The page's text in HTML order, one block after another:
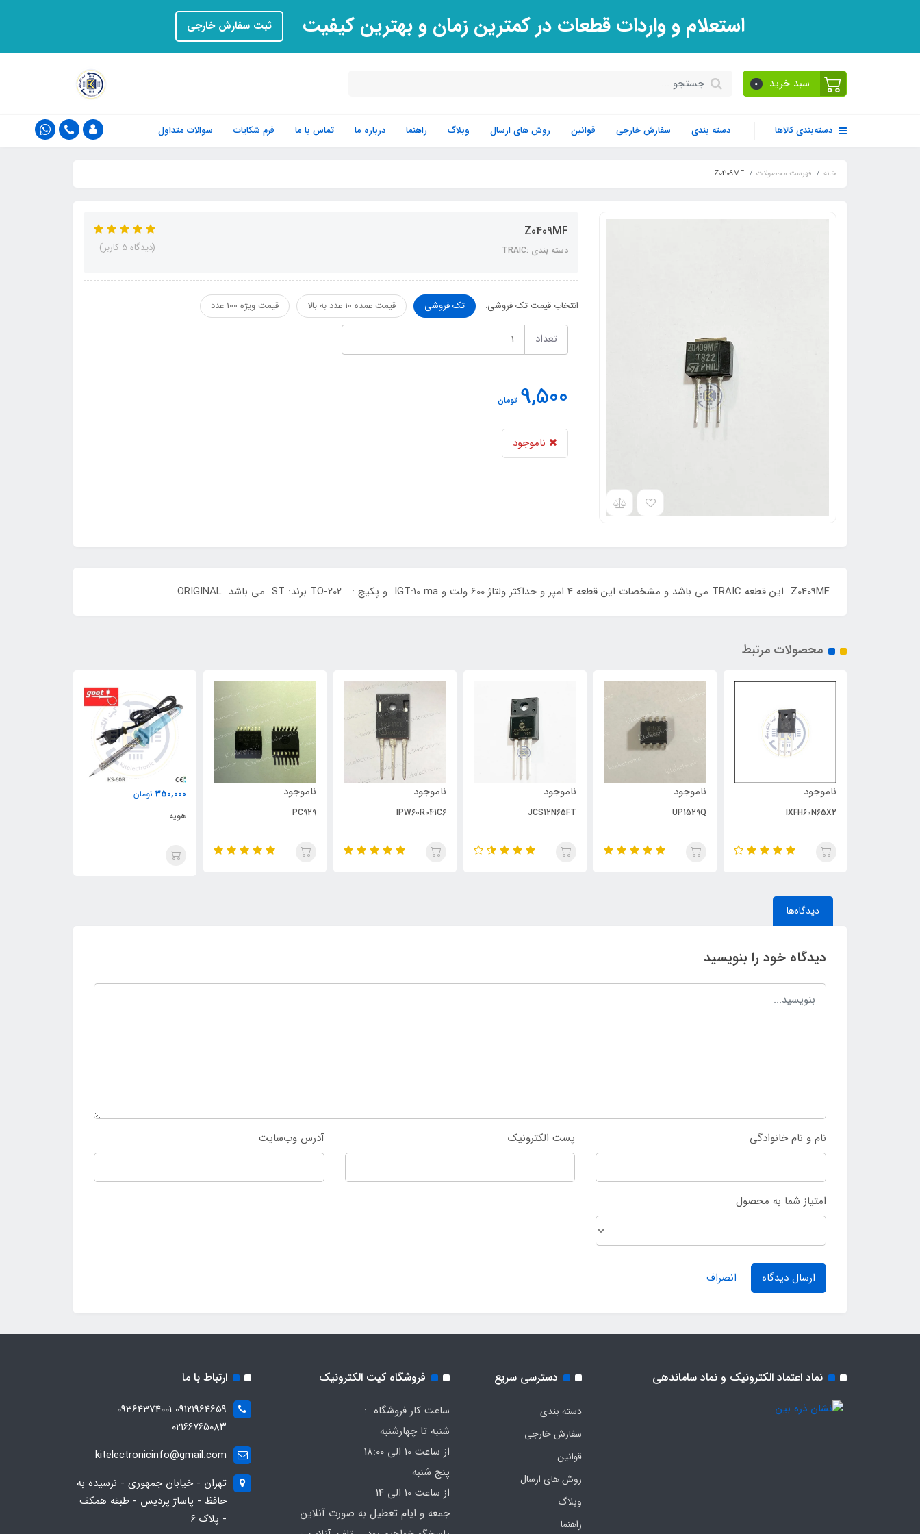
استعلام و واردات قطعات در کمترین زمان و بهترین کیفیت ثبت سفارش خارجی
سبد خرید 0
دسته‌بندی کالاها دسته بندی سفارش خارجی قوانین روش های ارسال وبلاگ راهنما درباره ما تماس با ما فرم‌ شکایات سوالات متداول
خانه فهرست محصولات Z0409MF
Z0409MF
دسته بندی :TRAIC (دیدگاه 5 کاربر)
انتخاب قیمت تک فروشی: تک فروشی قیمت عمده 10 عدد به بالا قیمت ویژه 100 عدد
تعداد
9,500 تومان
ناموجود
Z0409MF این قطعه TRAIC می باشد و مشخصات این قطعه 4 امپر و حداکثر ولتاژ 600 ولت و IGT:10 ma و پکیج : TO-202 برند: ST می باشد ORIGINAL
محصولات مرتبط
ناموجود
IXFH60N65X2
ناموجود
UP1529Q
ناموجود
JCS12N65FT
ناموجود
IPW60R041C6
ناموجود
PC929
350,000 تومان
هویه
دیدگاه‌ها
دیدگاه خود را بنویسید
نام و نام خانوادگی پست الکترونیک آدرس وب‌سایت
امتیاز شما به محصول
ارسال دیدگاه انصراف
نماد اعتماد الکترونیک و نماد ساماندهی دسترسی سریع
دسته بندی
سفارش خارجی
قوانین
روش های ارسال
وبلاگ
راهنما
فروشگاه کیت الکترونیک
ساعت کار فروشگاه :
شنبه تا چهارشنبه
از ساعت 10 الی 18:00
پنج شنبه
از ساعت 10 الی 14
جمعه و ایام تعطیل به صورت آنلاین
ارتباط با ما
09121964659 09364374001
۰۲۱۶۶۷۶۵۰۸۳
kitelectronicinfo@gmail.com
تهران - خیابان جمهوری - نرسیده به
حافظ - پاساژ پردیس - طبقه همکف
- پلاک ۶